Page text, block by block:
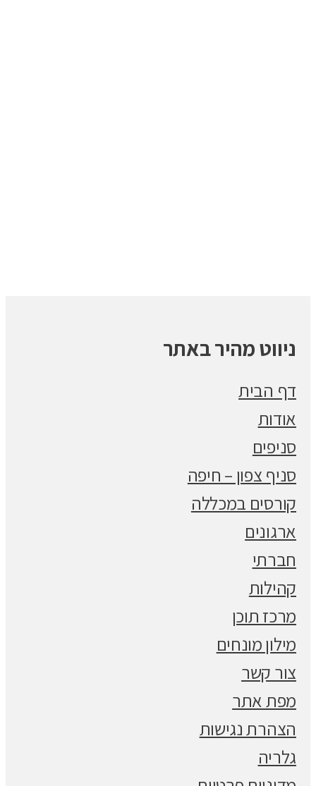
ניווט מהיר באתר
דף הבית
אודות
סניפים
סניף צפון – חיפה
קורסים במכללה
ארגונים
חברתי
קהילות
מרכז תוכן
מילון מונחים
צור קשר
מפת אתר
הצהרת נגישות
גלריה